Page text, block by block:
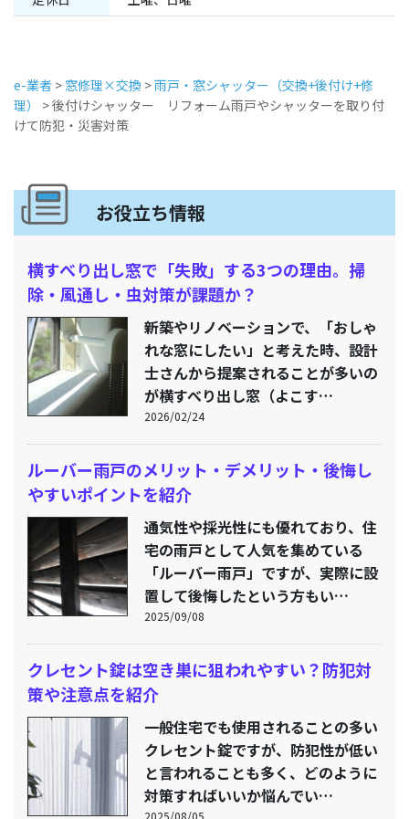
e-業者 > 窓修理×交換 >雨戸・窓シャッター（交換+後付け+修
理）
>後付けシャッター リフォーム雨戸やシャッターを取り付
けて防犯・災害対策
お役立ち情報
横すべり出し窓で「失敗」する3つの理由。掃
除・風通し・虫対策が課題か？
新築やリノベーションで、「おしゃ
れな窓にしたい」と考えた時、設計
士さんから提案されることが多いの
が横すべり出し窓（よこす…
2026/02/24
ルーバー雨戸のメリット・デメリット・後悔し
やすいポイントを紹介
通気性や採光性にも優れており、住
宅の雨戸として人気を集めている
「ルーバー雨戸」ですが、実際に設
置して後悔したという方もい…
2025/09/08
クレセント錠は空き巣に狙われやすい？防犯対
策や注意点を紹介
一般住宅でも使用されることの多い
クレセント錠ですが、防犯性が低い
と言われることも多く、どのように
対策すればいいか悩んでい…
2025/08/05